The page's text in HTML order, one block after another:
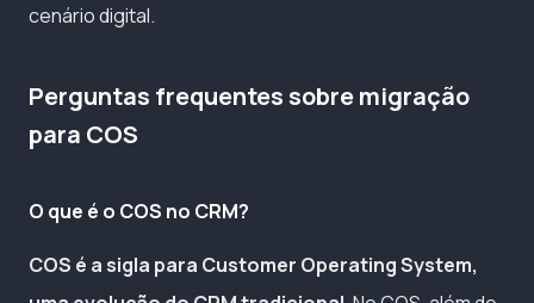
cenário digital.
Perguntas frequentes sobre migração
para COS
O que é o COS no CRM?
COS é a sigla para Customer Operating System,